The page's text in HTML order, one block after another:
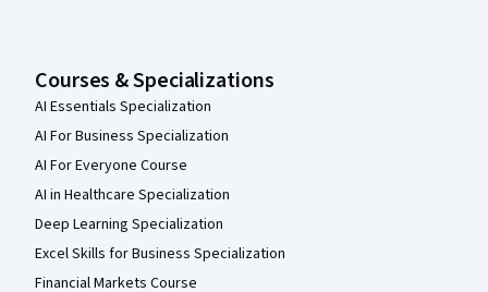
Courses & Specializations
AI Essentials Specialization
AI For Business Specialization
AI For Everyone Course
AI in Healthcare Specialization
Deep Learning Specialization
Excel Skills for Business Specialization
Financial Markets Course